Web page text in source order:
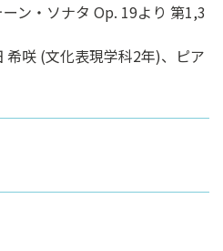
ン・ソナタ Op. 19より 第1,3
希咲 (文化表現学科2年)、ピア